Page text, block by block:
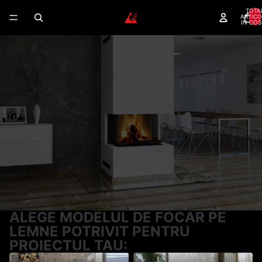
IN
FOCARE LEMNE – GAMA
COMPLETA PENTRU ORICE
Focare Romotop certificate — randament 80%+,
garantie 5 ani, montaj autorizat disponibil.
Montaj autorizat
Dealer autorizat
Garantie 5 ani
CERE CONSULTANTA GRATUITA
SUNA ACUM
ALEGE MODELUL DE FOCAR PE
LEMNE POTRIVIT PENTRU
PROIECTUL TAU: